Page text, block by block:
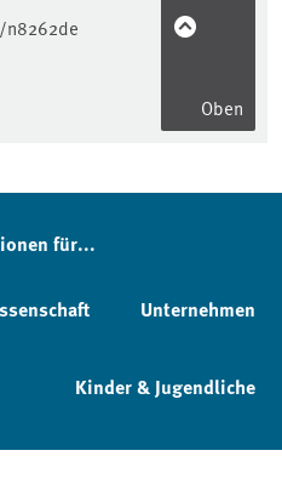
Oben
für...
Unternehmen
Kinder & Jugendliche